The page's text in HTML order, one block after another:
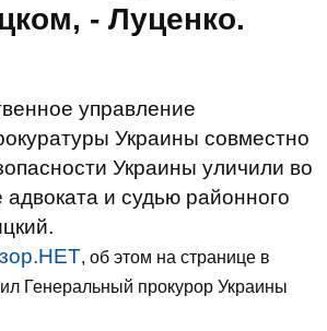
- Луценко.
управление
Украины совместно
Украины уличили во
адвоката и судью районного
, об этом на странице в
Генеральный прокурор Украины